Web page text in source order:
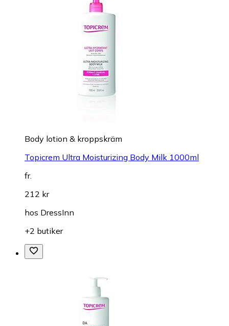
Body lotion & kroppskräm
Topicrem Ultra Moisturizing Body Milk 1000ml
fr.
212 kr
hos DressInn
+2 butiker